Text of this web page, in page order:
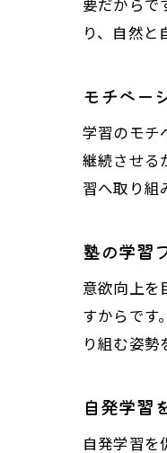
要だからで
り、自然と
モチベー
学習のモチ
継続させる
習へ取り組
塾の学習
意欲向上を
すからです
り組む姿勢
自発学習
自発学習を